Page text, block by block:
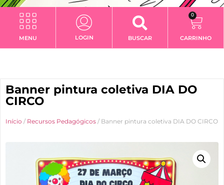
MENU LOGIN BUSCAR
0
CARRINHO
Banner pintura coletiva DIA DO
CIRCO
Início / Recursos Pedagógicos / Banner pintura coletiva DIA DO CIRCO